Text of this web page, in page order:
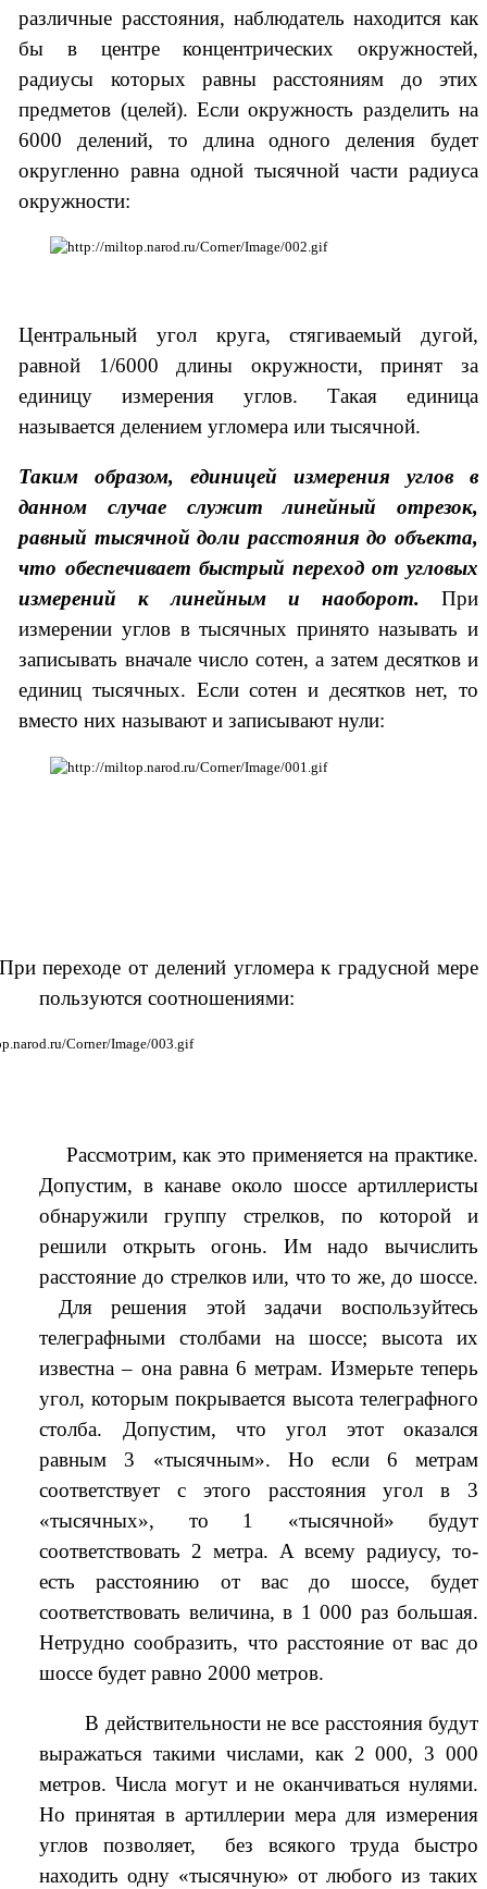
различные расстояния, наблюдатель находится как
бы в центре концентрических окружностей,
радиусы которых равны расстояниям до этих
предметов (целей). Если окружность разделить на
6000 делений, то длина одного деления будет
округленно равна одной тысячной части радиуса
окружности:
Центральный угол круга, стягиваемый дугой,
равной 1/6000 длины окружности, принят за
единицу измерения углов. Такая единица
называется делением угломера или тысячной.
Таким образом, единицей измерения углов в
данном случае служит линейный отрезок,
равный тысячной доли расстояния до объекта,
что обеспечивает быстрый переход от угловых
измерений к линейным и наоборот. При
измерении углов в тысячных принято называть и
записывать вначале число сотен, а затем десятков и
единиц тысячных. Если сотен и десятков нет, то
вместо них называют и записывают нули:
переходе от делений угломера к градусной мере
пользуются соотношениями:
как это применяется на практике.
Допустим, в канаве около шоссе артиллеристы
обнаружили группу стрелков, по которой и
решили открыть огонь. Им надо вычислить
расстояние до стрелков или, что то же, до шоссе.
Для решения этой задачи воспользуйтесь
телеграфными столбами на шоссе; высота их
известна – она равна 6 метрам. Измерьте теперь
угол, которым покрывается высота телеграфного
столба. Допустим, что угол этот оказался
равным 3 «тысячным». Но если 6 метрам
соответствует с этого расстояния угол в 3
«тысячных», то 1 «тысячной» будут
соответствовать 2 метра. А всему радиусу, то-
есть расстоянию от вас до шоссе, будет
соответствовать величина, в 1 000 раз большая.
Нетрудно сообразить, что расстояние от вас до
шоссе будет равно 2000 метров.
действительности не все расстояния будут
выражаться такими числами, как 2 000, 3 000
метров. Числа могут и не оканчиваться нулями.
Но принятая в артиллерии мера для измерения
углов позволяет, без всякого труда быстро
находить одну «тысячную» от любого из таких